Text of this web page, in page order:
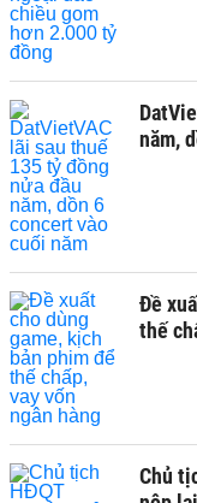
năm,
Đề
thế
Chủ